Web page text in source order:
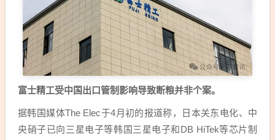
富士精工受中国出口管制影响导致断粮并非个案。
据韩国媒体The Elec于4月初的报道称，日本关东电化、中
央硝子已向三星电子等韩国三星电子和DB HiTek等芯片制